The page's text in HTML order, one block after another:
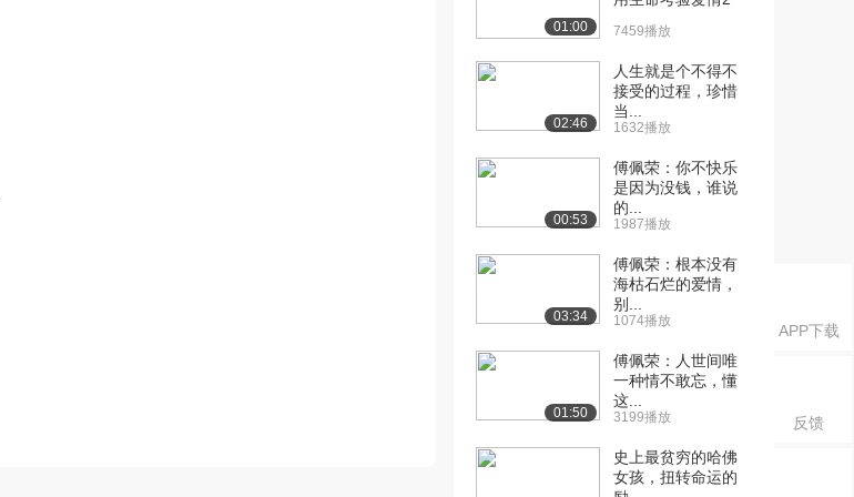
APP下载
反馈
01:00 7459播放
02:46
人生就是个不得不
接受的过程，珍惜
当...
1632播放
00:53
傅佩荣：你不快乐
是因为没钱，谁说
的...
1987播放
03:34
傅佩荣：根本没有
海枯石烂的爱情，
别...
1074播放
01:50
傅佩荣：人世间唯
一种情不敢忘，懂
这...
3199播放
史上最贫穷的哈佛
女孩，扭转命运的